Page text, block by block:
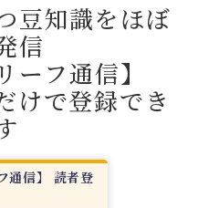
豆知識をほぼ
信
フ通信】
けで登録でき
通信】 読者登